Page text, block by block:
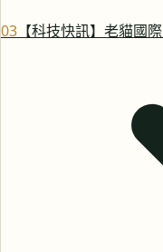
03 【科技快訊】老貓國